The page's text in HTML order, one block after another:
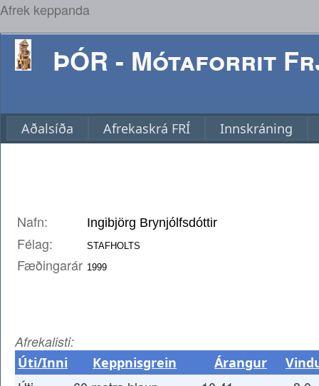
Afrek keppanda
ÞÓR - Mótaforrit
Aðalsíða Afrekaskrá FRÍ Innskráning
Nafn:
Félag:
Fæðingarár
Afrekalisti:
Úti/Inni Keppnisgrein Árangur